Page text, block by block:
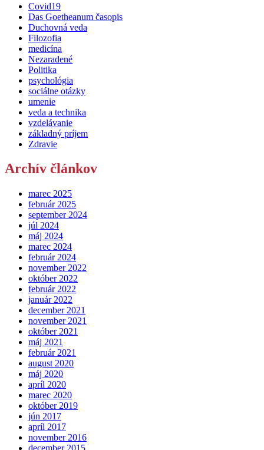
Covid19
Das Goetheanum časopis
Duchovná veda
Filozofia
medicína
Nezaradené
Politika
psychológia
sociálne otázky
umenie
veda a technika
vzdelávanie
základný príjem
Zdravie
Archív článkov
marec 2025
február 2025
september 2024
júl 2024
máj 2024
marec 2024
február 2024
november 2022
október 2022
február 2022
január 2022
december 2021
november 2021
október 2021
máj 2021
február 2021
august 2020
máj 2020
apríl 2020
marec 2020
október 2019
jún 2017
apríl 2017
november 2016